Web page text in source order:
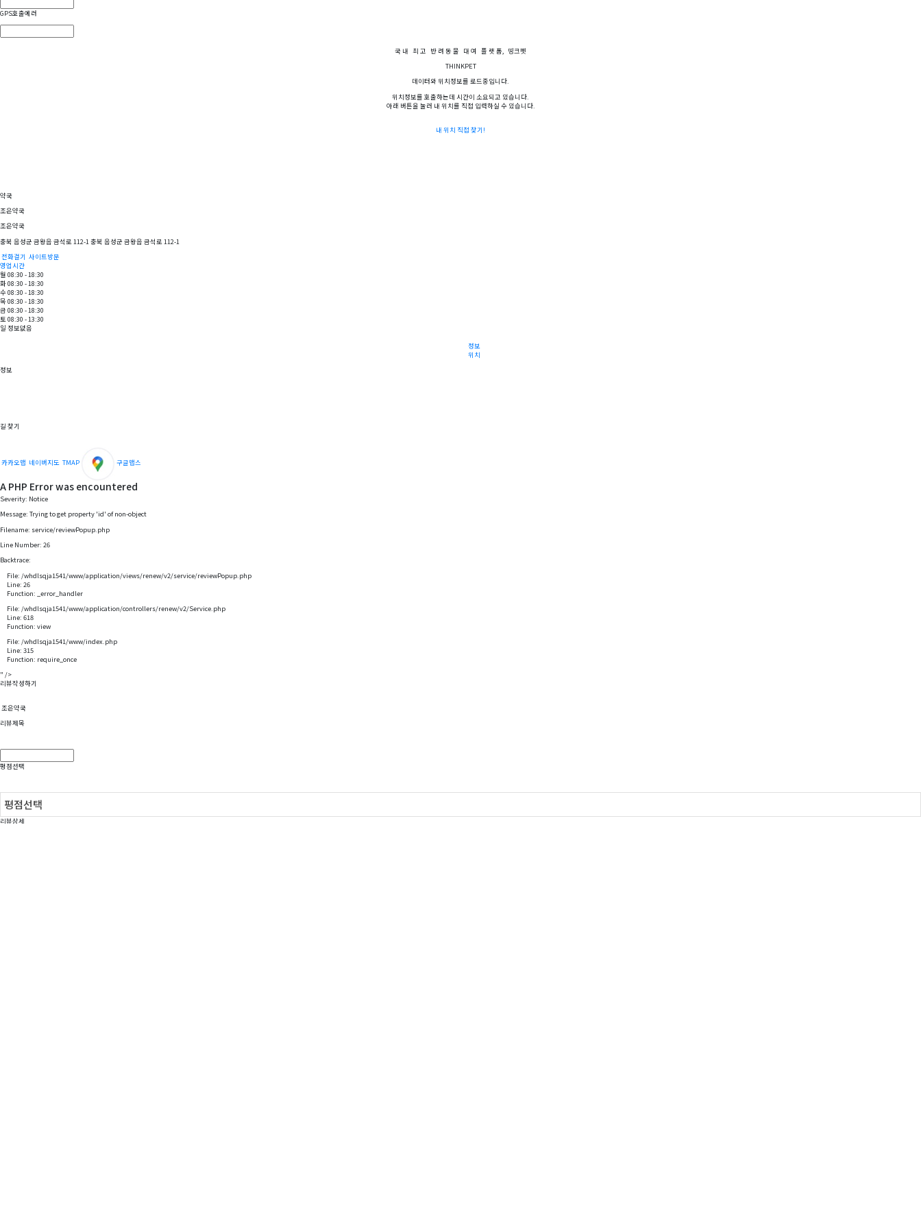
GPS호출에러
국 내 최 고 반 려 동물 대 여 플 랫 폼,
띵크펫
THINKPET
데이터와 위치정보를 로드중입니다.
위치정보를 호출하는데 시간이 소요되고 있습니다.
아래 버튼을 눌러 내 위치를 직접 입력하실 수 있습니다.
내 위치 직접 찾기!
약국
조은약국
조은약국
충북 음성군 금왕읍 금석로 112-1 충북 음성군 금왕읍 금석로 112-1
전화걸기 사이트방문
영업시간
월 08:30 - 18:30
화 08:30 - 18:30
수 08:30 - 18:30
목 08:30 - 18:30
금 08:30 - 18:30
토 08:30 - 13:30
일 정보없음
정보
위치
정보
길 찾기
카카오맵 네이버지도 TMAP 구글맵스
A PHP Error was encountered
Severity: Notice
Message: Trying to get property 'id' of non-object
Filename: service/reviewPopup.php
Line Number: 26
Backtrace:
File: /whdlsqja1541/www/application/views/renew/v2/service/reviewPopup.php
Line: 26
Function: _error_handler
File: /whdlsqja1541/www/application/controllers/renew/v2/Service.php
Line: 618
Function: view
File: /whdlsqja1541/www/index.php
Line: 315
Function: require_once
" />
리뷰작성하기
조은약국
리뷰제목
평점선택
평점선택
리뷰상세